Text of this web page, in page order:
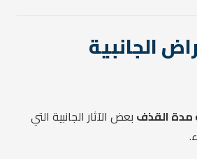
الجانبية
مدة القذف بعض الآثار الجانبية التي